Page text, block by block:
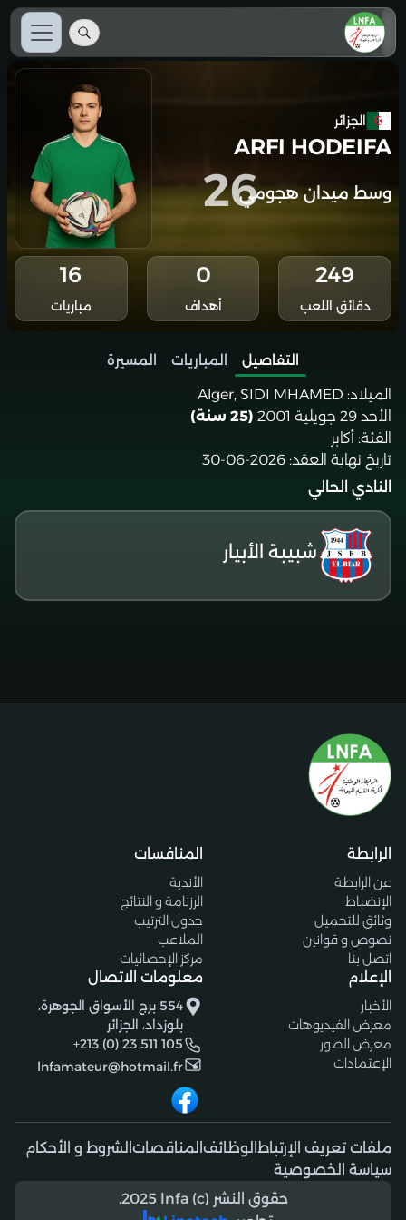
الجزائر
ARFI HODEIFA
وسط ميدان هجومي26
249
دقائق اللعب
0
أهداف
16
مباريات
التفاصيل المباريات
المسيرة
الميلاد: Alger, SIDI MHAMED
الأحد 29 جويلية 2001
(25 سنة)
الفئة: أكابر
تاريخ نهاية العقد: 2026-06-30
النادي الحالي
شبيبة الأبيار
الرابطة
عن الرابطة
الإنضباط
وثائق للتحميل
نصوص و قوانين
اتصل بنا
المنافسات
الأندية
الرزنامة و النتائج
جدول الترتيب
الملاعب
مركز الإحصائيات
الإعلام
الأخبار
معرض الفيديوهات
معرض الصور
الإعتمادات
معلومات الاتصال
554 برج الأسواق الجوهرة،
بلوزداد، الجزائر
+213 (0) 23 511 105
lnfamateur@hotmail.fr
ملفات تعريف الإرتباط الوظائف المناقصات الشروط و الأحكام
سياسة الخصوصية
حقوق النشر (c) 2025 lnfa.